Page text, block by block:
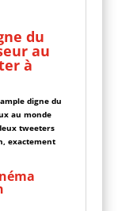
du
au
à
digne du
au monde
tweeters
exactement